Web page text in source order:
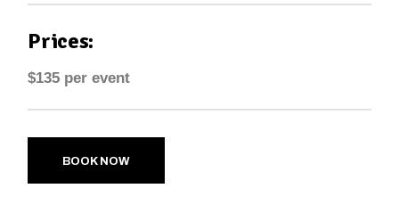
Prices:
$135 per event
BOOK NOW